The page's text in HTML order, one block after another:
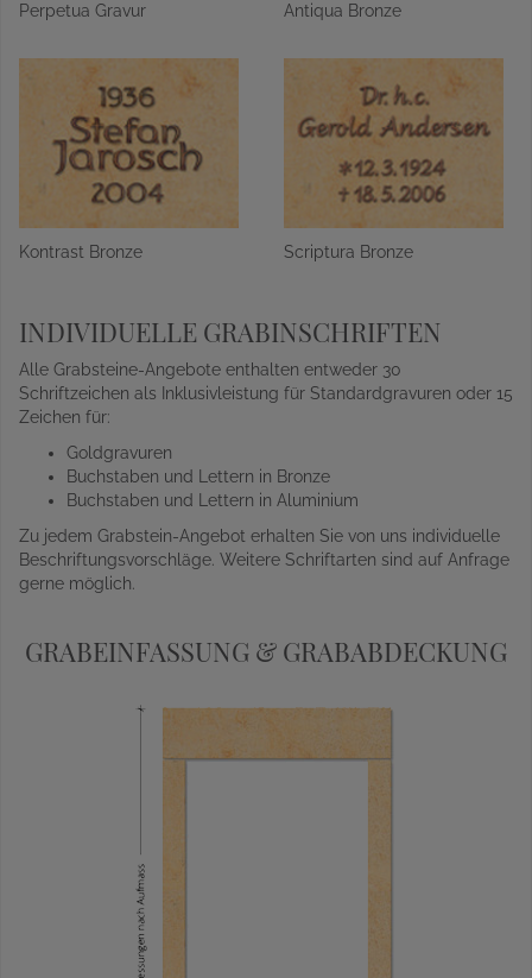
Perpetua Gravur Antiqua Bronze
Kontrast Bronze Scriptura Bronze
INDIVIDUELLE GRABINSCHRIFTEN
Alle Grabsteine-Angebote enthalten entweder 30
Schriftzeichen als Inklusivleistung für Standardgravuren oder 15
Zeichen für:
Goldgravuren
Buchstaben und Lettern in Bronze
Buchstaben und Lettern in Aluminium
Zu jedem Grabstein-Angebot erhalten Sie von uns individuelle
Beschriftungsvorschläge. Weitere Schriftarten sind auf Anfrage
gerne möglich.
GRABEINFASSUNG & GRABABDECKUNG